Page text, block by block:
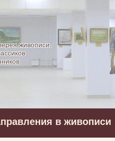
- картинная галерея
живописи.
в живописи